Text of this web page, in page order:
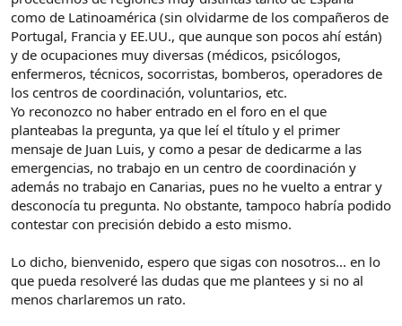
como de Latinoamérica (sin olvidarme de los compañeros de
Portugal, Francia y EE.UU., que aunque son pocos ahí están)
y de ocupaciones muy diversas (médicos, psicólogos,
enfermeros, técnicos, socorristas, bomberos, operadores de
los centros de coordinación, voluntarios, etc.
Yo reconozco no haber entrado en el foro en el que
planteabas la pregunta, ya que leí el título y el primer
mensaje de Juan Luis, y como a pesar de dedicarme a las
emergencias, no trabajo en un centro de coordinación y
además no trabajo en Canarias, pues no he vuelto a entrar y
desconocía tu pregunta. No obstante, tampoco habría podido
contestar con precisión debido a esto mismo.
Lo dicho, bienvenido, espero que sigas con nosotros... en lo
que pueda resolveré las dudas que me plantees y si no al
menos charlaremos un rato.